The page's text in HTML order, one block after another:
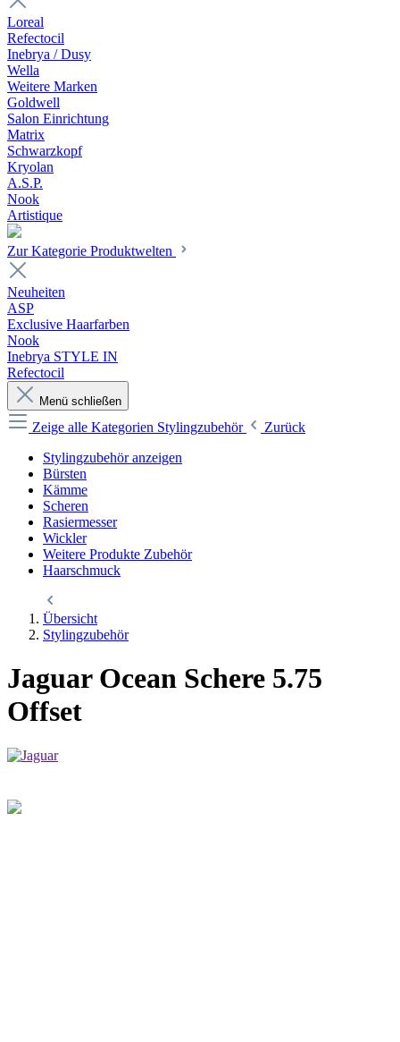
Loreal
Refectocil
Inebrya / Dusy
Wella
Weitere Marken
Goldwell
Salon Einrichtung
Matrix
Schwarzkopf
Kryolan
A.S.P.
Nook
Artistique
Zur Kategorie Produktwelten
Neuheiten
ASP
Exclusive Haarfarben
Nook
Inebrya STYLE IN
Refectocil
Menü schließen
Zeige alle Kategorien Stylingzubehör
Zurück
Stylingzubehör anzeigen
Bürsten
Kämme
Scheren
Rasiermesser
Wickler
Weitere Produkte Zubehör
Haarschmuck
Übersicht
Stylingzubehör
Jaguar Ocean Schere 5.75
Offset